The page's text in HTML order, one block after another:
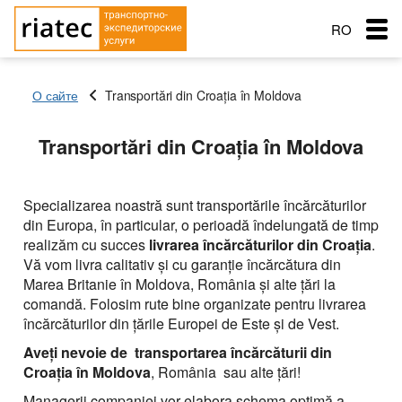
Servicii de transport
Principalele tipuri de transport
Transportul mărfii: Semiremorcă cu prelată,
capacitatea 90 m
Transporturi frigorifice +10º С — 20º С , capacitatea 86
met
Типы перевозок
Автомобильные грузоперевозки
Перевозки сборных грузов
Морские грузоперевозки
Ж.Д. грузоперевозки
Service order
Schimb: Transport si marfa
RO
О сайте Transportări din Croaţia în Moldova
Transportări din Croaţia în Moldova
Țara de aterizare
Orașul de descărcare
Nume de livrare
Data expedierii
Tip de transport
Greutatea încărcăturii (t)
Specializarea noastră sunt transportările încărcăturilor
din Europa, în particular, o perioadă îndelungată de timp
realizăm cu succes livrarea încărcăturilor din Croaţia.
Vă vom livra calitativ şi cu garanţie încărcătura din
Marea Britanie în Moldova, România şi alte ţări la
comandă. Folosim rute bine organizate pentru livrarea
încărcăturilor din ţările Europei de Este şi de Vest.
Aveţi nevoie de transportarea încărcăturii din
Croaţia în Moldova, România sau alte ţări!
Țara de încărcare
Țara de aterizare
Orașul de descărcare
Nume de livrare
Data expedierii
Tip de transport
Greutatea încărcăturii (t)
Volumul încărcăturii
Țara de încărcare
Țara de aterizare
Orașul de descărcare
Tip de transport
Gratuit cu
Greutatea încărcăturii (t)
Companie